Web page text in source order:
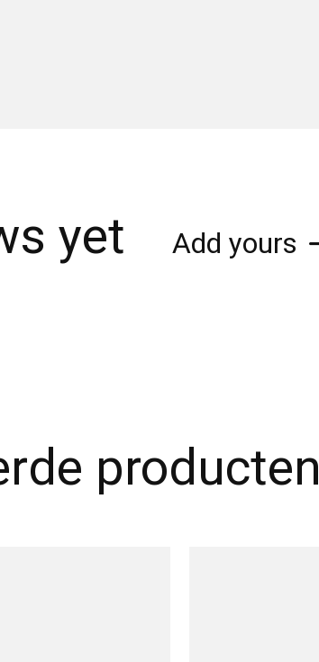
yet Add yours
producten